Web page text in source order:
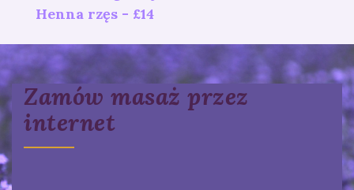
Henna rzęs - £14
Zamów masaż przez
internet